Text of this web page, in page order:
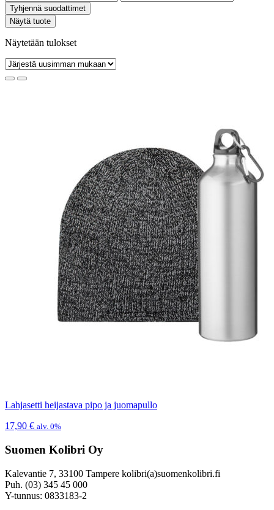
Tyhjennä suodattimet
Näytä tuote
Näytetään tulokset
Lahjasetti heijastava pipo ja juomapullo
17,90 € alv. 0%
Suomen Kolibri Oy
Kalevantie 7, 33100 Tampere kolibri(a)suomenkolibri.fi
Puh. (03) 345 45 000
Y-tunnus: 0833183-2